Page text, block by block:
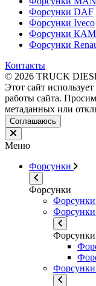
Форсунки DAF
Форсунки Iveco
Форсунки
Форсунки
Контакты
© 2026 TRUCK
Этот сайт использует
работы сайта.
метаданных или
Соглашаюсь
Меню
Форсунки
Форсунки
Форсунки